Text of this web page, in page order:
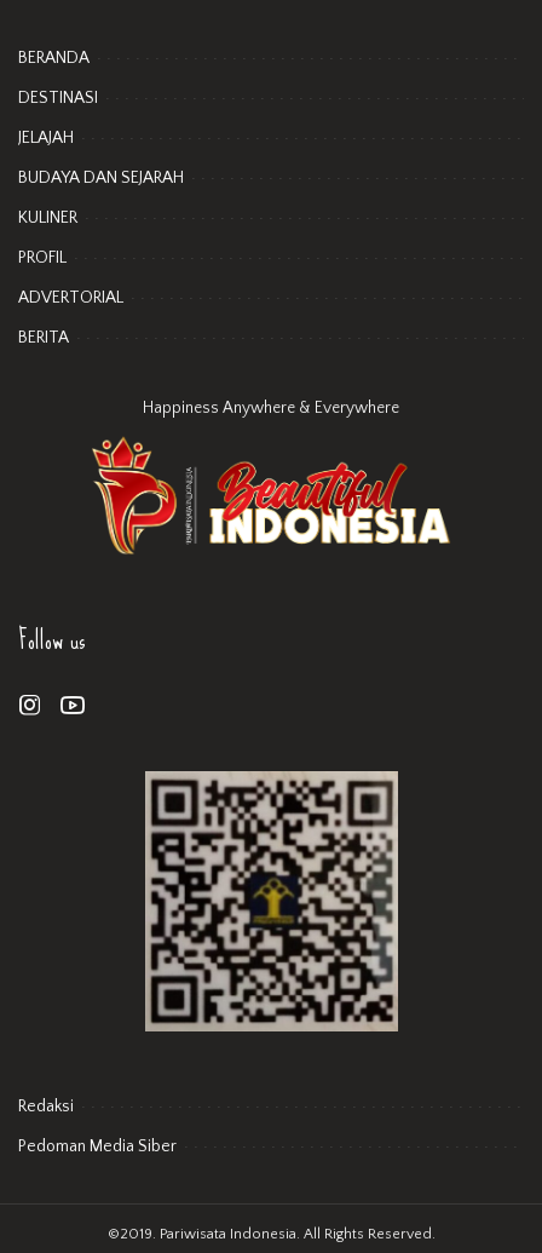
BERANDA
DESTINASI
JELAJAH
BUDAYA DAN SEJARAH
KULINER
PROFIL
ADVERTORIAL
BERITA
Happiness Anywhere & Everywhere
Follow us
Redaksi
Pedoman Media Siber
©2019. Pariwisata Indonesia. All Rights Reserved.